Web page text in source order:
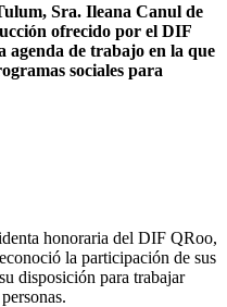
Sra. Ileana Canul de
ofrecido por el DIF
agenda de trabajo en la que
sociales para
honoraria del DIF QRoo,
la participación de sus
disposición para trabajar